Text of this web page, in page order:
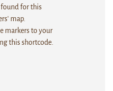
found for this
map.
markers to your
this shortcode.